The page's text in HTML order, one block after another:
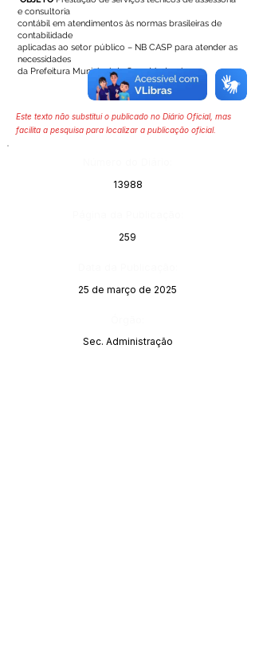
e consultoria
contábil em atendimentos às normas brasileiras de
contabilidade
aplicadas ao setor público – NB CASP para atender as
necessidades
da Prefeitura Municipal de Sena Madureira.
Este texto não substitui o publicado no Diário Oficial, mas
facilita a pesquisa para localizar a publicação oficial.
13988
259
25 de março de 2025
Sec. Administração